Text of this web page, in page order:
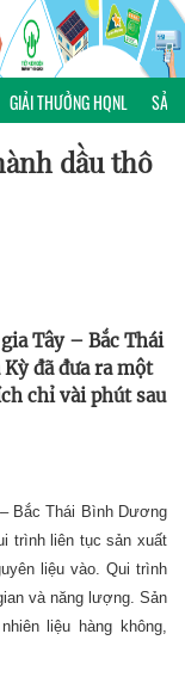
GIẢI THƯỞNG HQNL SẢN
dầu thô
Tây – Bắc Thái
đã đưa ra một
chỉ vài phút sau
Bắc Thái Bình Dương
trình liên tục sản xuất
liệu vào. Qui trình
và năng lượng. Sản
liệu hàng không,